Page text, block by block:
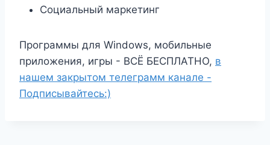
Социальный маркетинг
Программы для Windows, мобильные
приложения, игры - ВСЁ БЕСПЛАТНО, в
нашем закрытом телеграмм канале -
Подписывайтесь:)